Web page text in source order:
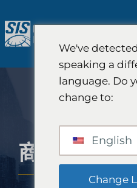
至
內
商務寫作公
We've
speaking a
language. Do
change to:
English
Change